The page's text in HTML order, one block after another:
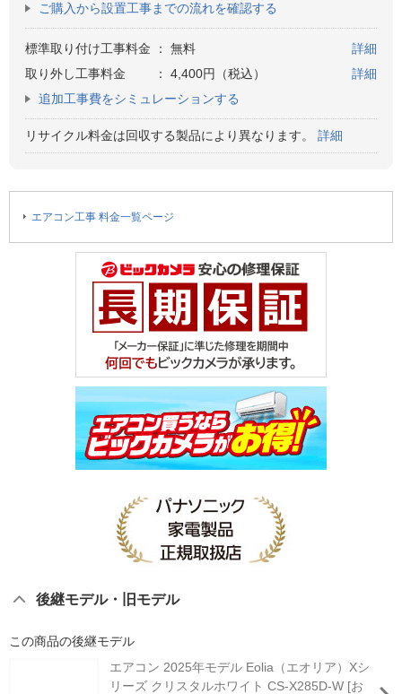
ご購入から設置工事までの流れを確認する
標準取り付け工事料金 ： 無料
詳細
取り外し工事料金
： 4,400円（税込）
詳細
追加工事費をシミュレーションする
リサイクル料金は回収する製品により異なります。 詳細
エアコン工事 料金一覧ページ
後継モデル・旧モデル
この商品の後継モデル
エアコン 2025年モデル Eolia（エオリア）Xシ
リーズ クリスタルホワイト CS-X285D-W [お